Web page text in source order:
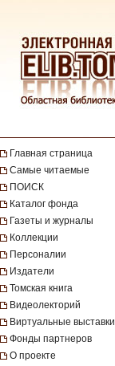
Главная страница
Самые читаемые
ПОИСК
Каталог фонда
Газеты и журналы
Коллекции
Персоналии
Издатели
Томская книга
Видеолекторий
Виртуальные выставки
Фонды партнеров
О проекте